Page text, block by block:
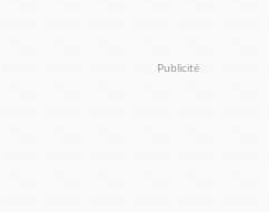
Publicité